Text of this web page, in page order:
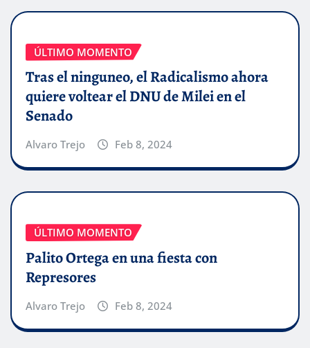
ÚLTIMO MOMENTO
Tras el ninguneo, el Radicalismo ahora
quiere voltear el DNU de Milei en el
Senado
Alvaro Trejo Feb 8, 2024
ÚLTIMO MOMENTO
Palito Ortega en una fiesta con
Represores
Alvaro Trejo Feb 8, 2024